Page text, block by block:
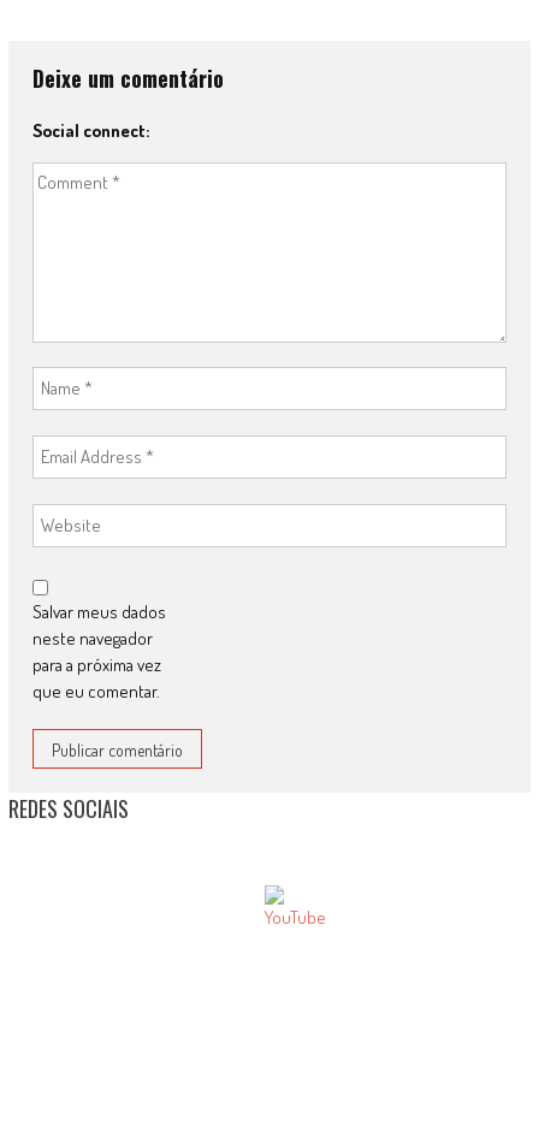
Deixe um comentário
Social connect:
Salvar meus dados
neste navegador
para a próxima vez
que eu comentar.
REDES SOCIAIS